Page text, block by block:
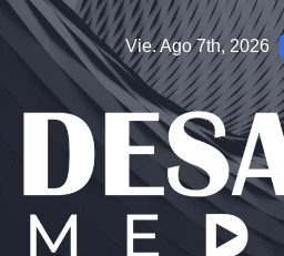
Vie. Ago 7th, 2026